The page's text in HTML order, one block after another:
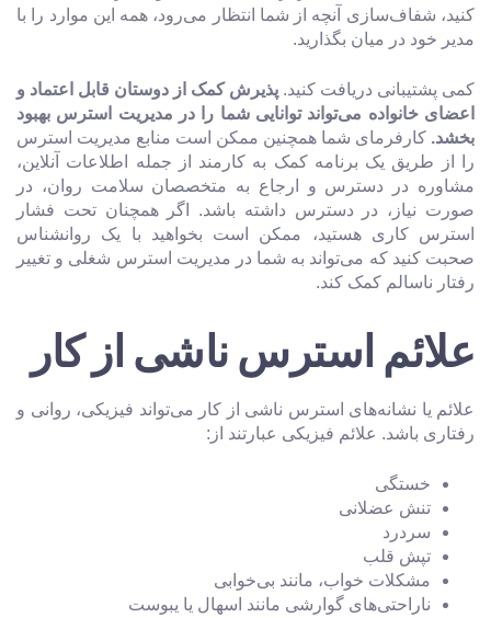
کنید، شفاف‌سازی آنچه از شما انتظار می‌رود، همه این موارد را با
مدیر خود در میان بگذارید.
کمی پشتیبانی دریافت کنید. پذیرش کمک از دوستان قابل اعتماد و
اعضای خانواده می‌تواند توانایی شما را در مدیریت استرس بهبود
بخشد. کارفرمای شما همچنین ممکن است منابع مدیریت استرس
را از طریق یک برنامه کمک به کارمند از جمله اطلاعات آنلاین،
مشاوره در دسترس و ارجاع به متخصصان سلامت روان، در
صورت نیاز، در دسترس داشته باشد. اگر همچنان تحت فشار
استرس کاری هستید، ممکن است بخواهید با یک روانشناس
صحبت کنید که می‌تواند به شما در مدیریت استرس شغلی و تغییر
رفتار ناسالم کمک کند.
علائم استرس ناشی از کار
علائم یا نشانه‌های استرس ناشی از کار می‌تواند فیزیکی، روانی و
رفتاری باشد. علائم فیزیکی عبارتند از:
خستگی
تنش عضلانی
سردرد
تپش قلب
مشکلات خواب، مانند بی‌خوابی
ناراحتی‌های گوارشی مانند اسهال یا یبوست